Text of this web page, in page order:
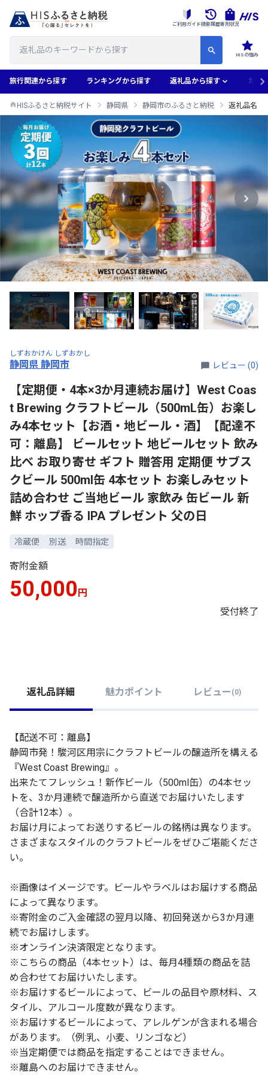
HISの強み
ご利用ガイド検索履歴寄附状況
旅行関連から探す ランキングから探す 返礼品から探す 地域
HISふるさと納税サイト 静岡県 静岡市のふるさと納税 返礼品名
しずおかけん しずおかし
静岡県 静岡市 レビュー (0)
【定期便・4本×3か月連続お届け】West Coas
t Brewing クラフトビール（500mL缶）お楽し
み4本セット【お酒・地ビール・酒】【配達不
可：離島】 ビールセット 地ビールセット 飲み
比べ お取り寄せ ギフト 贈答用 定期便 サブス
クビール 500ml缶 4本セット お楽しみセット
詰め合わせ ご当地ビール 家飲み 缶ビール 新
鮮 ホップ香る IPA プレゼント 父の日
冷蔵便 別送 時間指定
寄附金額
50,000 円
受付終了
返礼品詳細 魅力ポイント レビュー (0)
【配送不可：離島】
静岡市発！駿河区用宗にクラフトビールの醸造所を構える
『West Coast Brewing』。
出来たてフレッシュ！新作ビール（500ml缶）の4本セッ
トを、3か月連続で醸造所から直送でお届けいたします
（合計12本）。
お届け月によってお送りするビールの銘柄は異なります。
さまざまなスタイルのクラフトビールをぜひご堪能くださ
い。
※画像はイメージです。ビールやラベルはお届けする商品
によって異なります。
※寄附金のご入金確認の翌月以降、初回発送から3か月連
続でお届けします。
※オンライン決済限定となります。
※こちらの商品（4本セット）は、毎月4種類の商品を詰
め合わせてお届けいたします。
※お届けするビールによって、ビールの品目や原材料、ス
タイル、アルコール度数が異なります。
※お届けするビールによって、アレルゲンが含まれる場合
があります。（例:乳、小麦、リンゴなど）
※当定期便では商品を指定することはできません。
※離島へのお届けできません。